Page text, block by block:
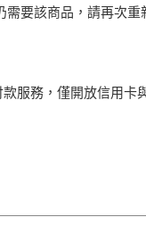
要該商品，請再次重
服務，僅開放信用卡